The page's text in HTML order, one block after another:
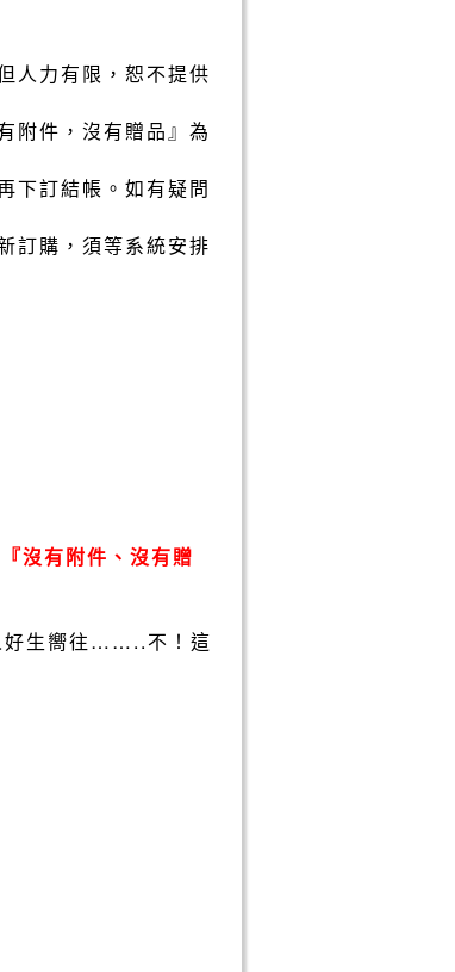
人力有限，恕不提供
附件，沒有贈品』為
下訂結帳。如有疑問
訂購，須等系統安排
沒有附件、沒有贈
好生嚮往……..不！這